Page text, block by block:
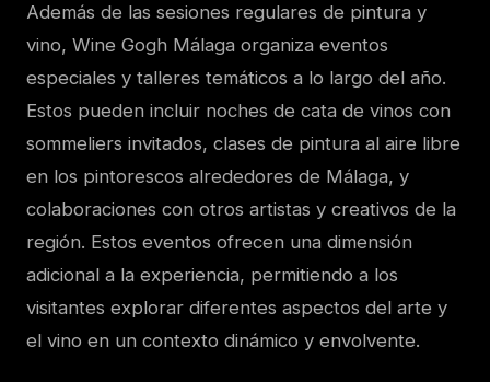
Además de las sesiones regulares de pintura y
vino, Wine Gogh Málaga organiza eventos
especiales y talleres temáticos a lo largo del año.
Estos pueden incluir noches de cata de vinos con
sommeliers invitados, clases de pintura al aire libre
en los pintorescos alrededores de Málaga, y
colaboraciones con otros artistas y creativos de la
región. Estos eventos ofrecen una dimensión
adicional a la experiencia, permitiendo a los
visitantes explorar diferentes aspectos del arte y
el vino en un contexto dinámico y envolvente.